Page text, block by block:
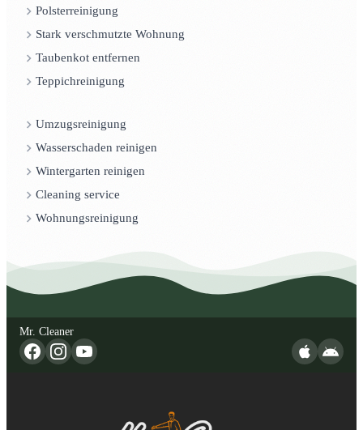
Polsterreinigung
Stark verschmutzte Wohnung
Taubenkot entfernen
Teppichreinigung
Umzugsreinigung
Wasserschaden reinigen
Wintergarten reinigen
Cleaning service
Wohnungsreinigung
Mr. Cleaner